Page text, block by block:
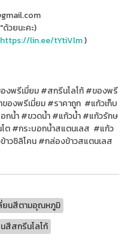
วยนะคะ)
https://lin.ee/tYtiVlm)
พรีเมี่ยม #สกรีนโลโก้ #ของพรี
องพรีเมี่ยม #ราคาถูก #แก้วเก็บ
กน้ำ #ขวดน้ำ #แก้วน้ำ #แก้วรักษ
#กระบอกน้ำสแตนเลส #แก้ว
วซิลิโคน #กล่องข้าวสแตนเลส
ยนสีตามอุณหภูมิ
สีสกรีนโลโก้